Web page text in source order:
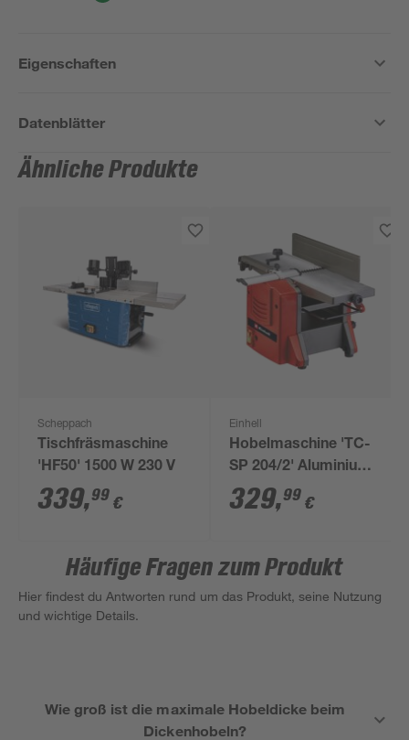
Eigenschaften
Datenblätter
Ähnliche Produkte
Scheppach
Tischfräsmaschine
'HF50' 1500 W 230 V
339,99 €
Einhell
Hobelmaschine 'TC-
SP 204/2' Aluminium
1500 W
329,99 €
Häufige Fragen zum Produkt
Hier findest du Antworten rund um das Produkt, seine Nutzung
und wichtige Details.
Wie groß ist die maximale Hobeldicke beim
Dickenhobeln?